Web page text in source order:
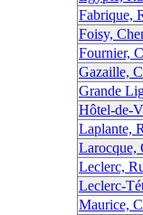
Fabrique,
Foisy,
Fournier,
Gazaille,
Grande
Hôtel-de-
Laplante,
Larocque,
Leclerc,
Leclerc-
Maurice,